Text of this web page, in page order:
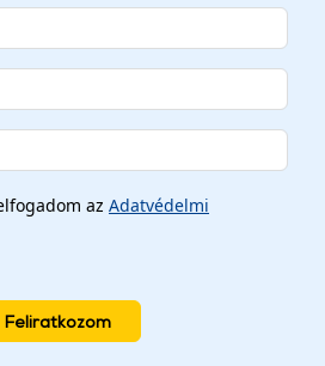
az Adatvédelmi
Feliratkozom